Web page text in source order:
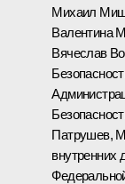
Михаил
Валентина
Вячеслав
Патрушев,
внутренних